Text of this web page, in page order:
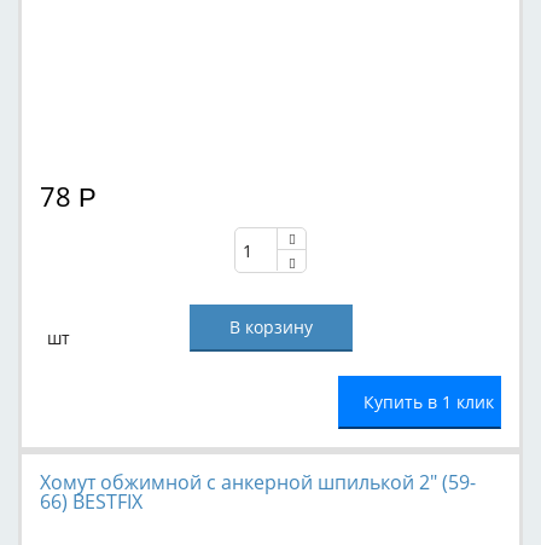
78 Р
шт
Купить в 1 клик
Хомут обжимной с анкерной шпилькой 2" (59-
66) BESTFIX